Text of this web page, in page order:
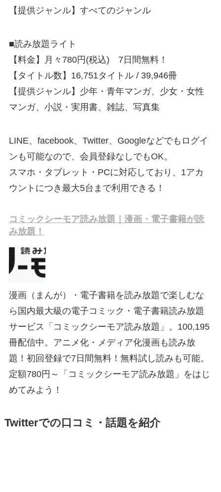
【提供ジャンル】すべてのジャンル
■読み放題ライト
【料金】月々780円(税込) 7日間無料！
【タイトル数】16,751タイトル / 39,946冊
【提供ジャンル】少年・青年マンガ、少女・女性
マンガ、小説・実用書、雑誌、写真集
LINE、facebook、Twitter、Googleなどでもログイ
ンも可能なので、会員登録なしでもOK。
スマホ・タブレット・PCに対応しており、1アカ
ウントにつき最大5台まで利用できる！
コミックシーモア読み放題｜漫画・電子書籍が読
み放題！
漫画（まんが）・電子書籍を読み放題で楽しむな
ら国内最大級の電子コミック・電子書籍読み放題
サービス「コミックシーモア読み放題」。100,195
冊配信中。アニメ化・メディア化漫画も読み放
題！初回登録で7日間無料！無料試し読みも可能。
定額780円～「コミックシーモア読み放題」をはじ
めてみよう！
Twitterでの口コミ・話題を紹介